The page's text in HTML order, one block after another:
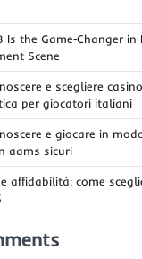
Is the Game‑Changer in
Scene
e scegliere
per giocatori italiani
e giocare in
aams sicuri
affidabilità: come